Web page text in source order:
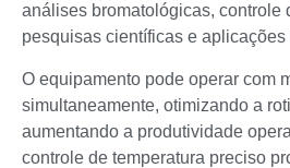
análises bromatológicas, controle
pesquisas científicas e aplicações
O equipamento pode operar com
simultaneamente, otimizando a
aumentando a produtividade
controle de temperatura preciso